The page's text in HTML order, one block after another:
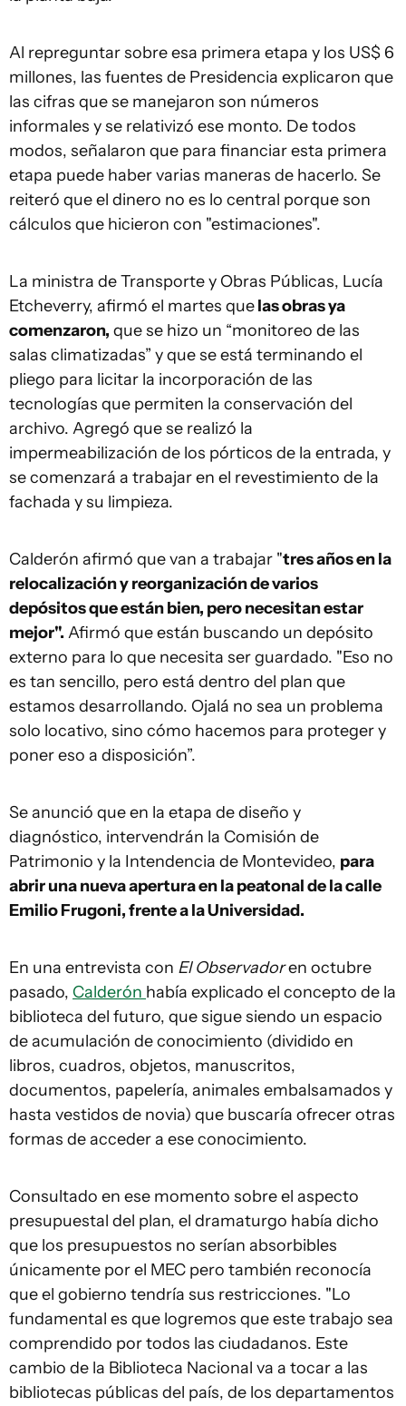
Al repreguntar sobre esa primera etapa y los US$ 6
millones, las fuentes de Presidencia explicaron que
las cifras que se manejaron son números
informales y se relativizó ese monto. De todos
modos, señalaron que para financiar esta primera
etapa puede haber varias maneras de hacerlo. Se
reiteró que el dinero no es lo central porque son
cálculos que hicieron con "estimaciones".
La ministra de Transporte y Obras Públicas, Lucía
Etcheverry, afirmó el martes quelas obras ya
comenzaron, que se hizo un “monitoreo de las
salas climatizadas” y que se está terminando el
pliego para licitar la incorporación de las
tecnologías que permiten la conservación del
archivo. Agregó que se realizó la
impermeabilización de los pórticos de la entrada, y
se comenzará a trabajar en el revestimiento de la
fachada y su limpieza.
Calderón afirmó que van a trabajar "tres años en la
relocalización y reorganización de varios
depósitos que están bien, pero necesitan estar
mejor". Afirmó que están buscando un depósito
externo para lo que necesita ser guardado. "Eso no
es tan sencillo, pero está dentro del plan que
estamos desarrollando. Ojalá no sea un problema
solo locativo, sino cómo hacemos para proteger y
poner eso a disposición”.
Se anunció que en la etapa de diseño y
diagnóstico, intervendrán la Comisión de
Patrimonio y la Intendencia de Montevideo, para
abrir una nueva apertura en la peatonal de la calle
Emilio Frugoni, frente a la Universidad.
En una entrevista con El Observadoren octubre
pasado, Calderón había explicado el concepto de la
biblioteca del futuro, que sigue siendo un espacio
de acumulación de conocimiento (dividido en
libros, cuadros, objetos, manuscritos,
documentos, papelería, animales embalsamados y
hasta vestidos de novia) que buscaría ofrecer otras
formas de acceder a ese conocimiento.
Consultado en ese momento sobre el aspecto
presupuestal del plan, el dramaturgo había dicho
que los presupuestos no serían absorbibles
únicamente por el MEC pero también reconocía
que el gobierno tendría sus restricciones. "Lo
fundamental es que logremos que este trabajo sea
comprendido por todos las ciudadanos. Este
cambio de la Biblioteca Nacional va a tocar a las
bibliotecas públicas del país, de los departamentos